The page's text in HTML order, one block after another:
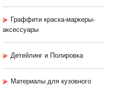
Граффити краска-маркеры-
аксессуары
Детейлинг и Полировка
Материалы для кузовного